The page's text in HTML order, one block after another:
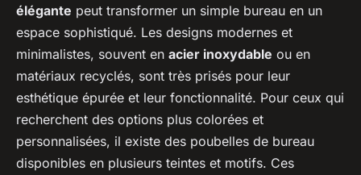
élégante peut transformer un simple bureau en un
espace sophistiqué. Les designs modernes et
minimalistes, souvent en acier inoxydable ou en
matériaux recyclés, sont très prisés pour leur
esthétique épurée et leur fonctionnalité. Pour ceux qui
recherchent des options plus colorées et
personnalisées, il existe des poubelles de bureau
disponibles en plusieurs teintes et motifs. Ces